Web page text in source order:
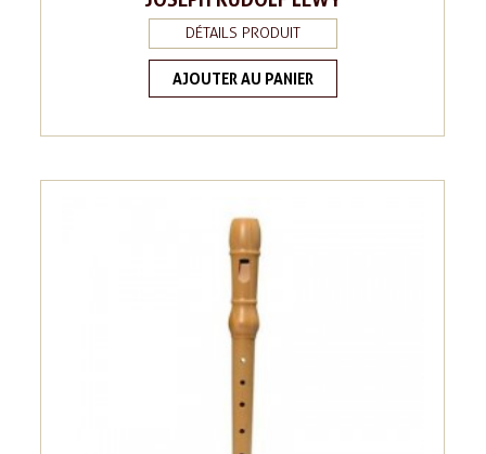
DÉTAILS PRODUIT
AJOUTER AU PANIER